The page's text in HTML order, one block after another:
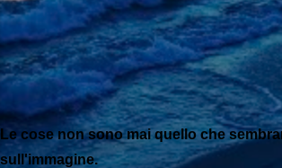
Le cose non sono mai quello che
sull'immagine.